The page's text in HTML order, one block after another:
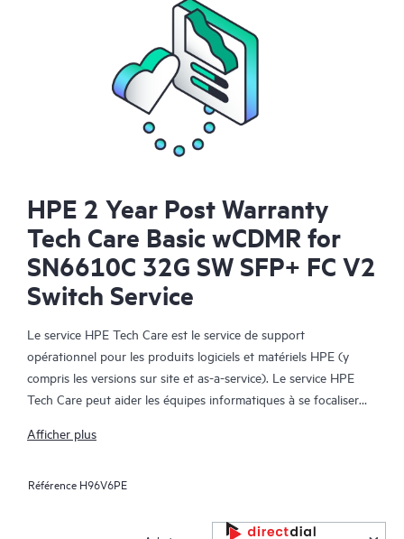
HPE 2 Year Post Warranty
Tech Care Basic wCDMR for
SN6610C 32G SW SFP+ FC V2
Switch Service
Le service HPE Tech Care est le service de support
opérationnel pour les produits logiciels et matériels HPE (y
compris les versions sur site et as-a-service). Le service HPE
Tech Care peut aider les équipes informatiques à se focaliser
chercher proactivement de meilleures méthodes de travail,
spécialistes produit et fournit des conseils techniques généraux,
Afficher plus
Référence H96V6PE